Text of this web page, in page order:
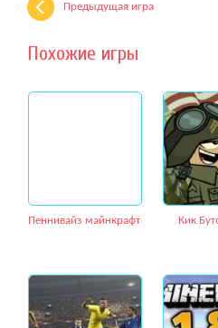
Предыдущая игра
Похожие игры
Пеннивайз майнкрафт Кик